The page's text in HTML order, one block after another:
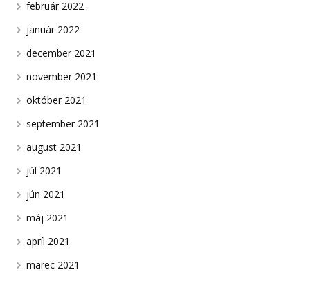
február 2022
január 2022
december 2021
november 2021
október 2021
september 2021
august 2021
júl 2021
jún 2021
máj 2021
apríl 2021
marec 2021